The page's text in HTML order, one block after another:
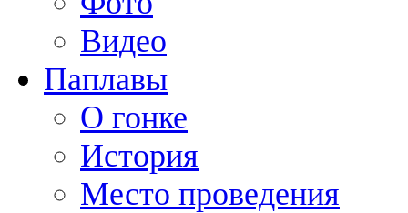
Видео
Паплавы
О гонке
История
Место проведения